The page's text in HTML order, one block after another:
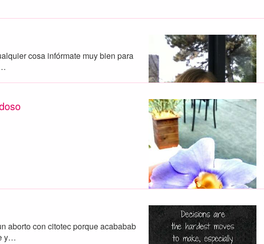
cosa infórmate muy bien para
aborto con citotec porque acababab
y…